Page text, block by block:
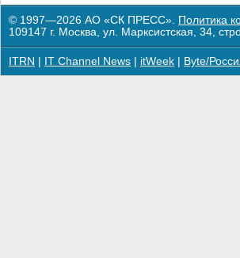
© 1997—2026 АО «СК ПРЕСС». Политика
109147 г. Москва, ул. Марксистская, 34,
ITRN IT Channel News itWeek Byte/